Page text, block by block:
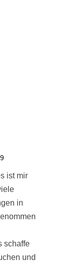
ist mir
in
schaffe
und